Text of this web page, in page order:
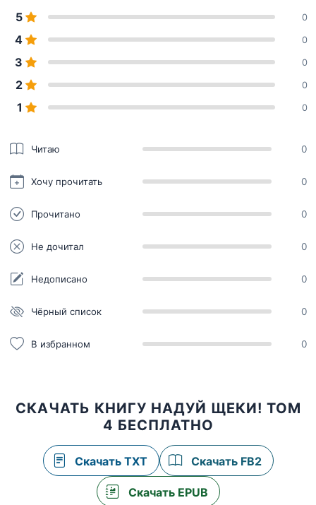
5 0
4 0
3 0
2 0
1 0
Читаю 0
Хочу прочитать 0
Прочитано 0
Не дочитал 0
Недописано 0
Чёрный список 0
В избранном 0
СКАЧАТЬ КНИГУ НАДУЙ ЩЕКИ! ТОМ
4 БЕСПЛАТНО
Скачать TXT Скачать FB2
Скачать EPUB